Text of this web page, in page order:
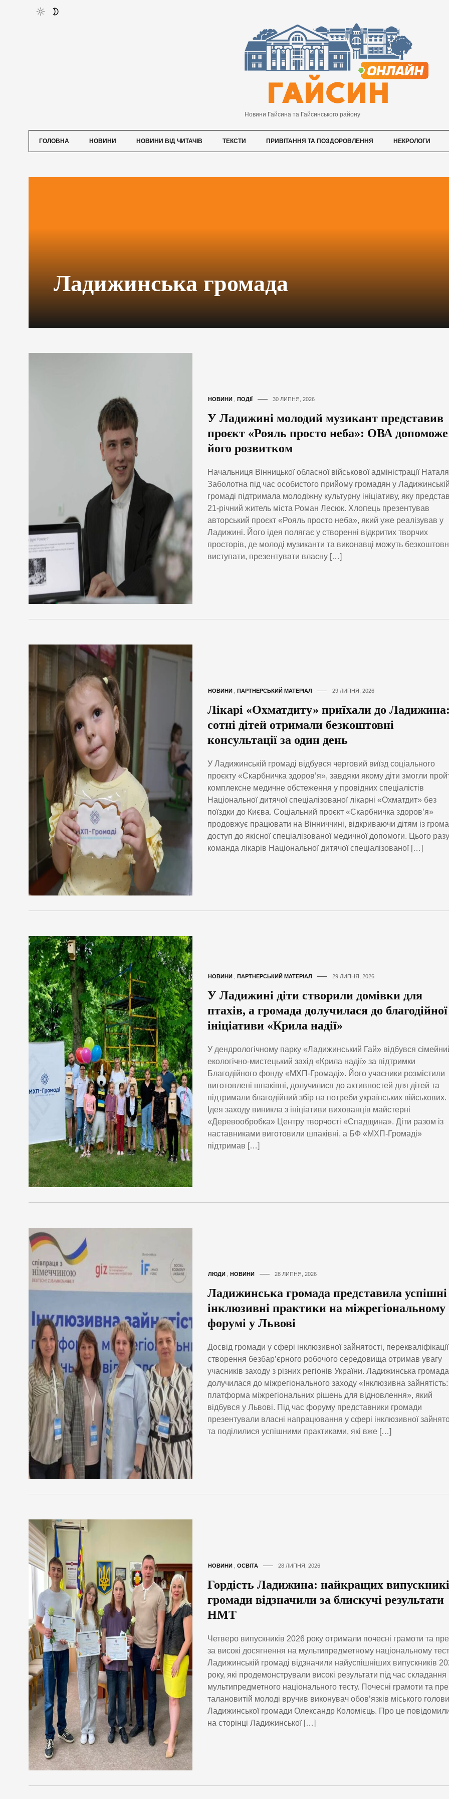
Новини Гайсина та Гайсинського району
ГОЛОВНА НОВИНИ НОВИНИ ВІД ЧИТАЧІВ ТЕКСТИ ПРИВІТАННЯ ТА ПОЗДОРОВЛЕННЯ НЕКРОЛОГИ
Ладижинська громада
НОВИНИ ПОДІЇ 30 ЛИПНЯ, 2026
У Ладижині молодий музикант представив
проєкт «Рояль просто неба»: ОВА допоможе
його розвитком
Начальниця Вінницької обласної військової адміністрації Наталя
Заболотна під час особистого прийому громадян у
громаді підтримала молодіжну культурну ініціативу, яку
21-річний житель міста Роман Лесюк. Хлопець презентував
авторський проєкт «Рояль просто неба», який уже реалізував у
Ладижині. Його ідея полягає у створенні відкритих творчих
просторів, де молоді музиканти та виконавці можуть
виступати, презентувати власну […]
НОВИНИ ПАРТНЕРСЬКИЙ МАТЕРІАЛ 29 ЛИПНЯ, 2026
Лікарі «Охматдиту» приїхали до
сотні дітей отримали безкоштовні
консультації за один день
У Ладижинській громаді відбувся черговий виїзд соціального
проєкту «Скарбничка здоров’я», завдяки якому діти змогли
комплексне медичне обстеження у провідних спеціалістів
Національної дитячої спеціалізованої лікарні «Охматдит» без
поїздки до Києва. Соціальний проєкт «Скарбничка здоров’я»
продовжує працювати на Вінниччині, відкриваючи дітям із
доступ до якісної спеціалізованої медичної допомоги. Цього разу
команда лікарів Національної дитячої спеціалізованої […]
НОВИНИ ПАРТНЕРСЬКИЙ МАТЕРІАЛ 29 ЛИПНЯ, 2026
У Ладижині діти створили домівки для
птахів, а громада долучилася до благодійної
ініціативи «Крила надії»
У дендрологічному парку «Ладижинський Гай» відбувся
екологічно-мистецький захід «Крила надії» за підтримки
Благодійного фонду «МХП-Громаді». Його учасники розмістили
виготовлені шпаківні, долучилися до активностей для дітей та
підтримали благодійний збір на потреби українських військових.
Ідея заходу виникла з ініціативи вихованців майстерні
«Деревообробка» Центру творчості «Спадщина». Діти разом із
наставниками виготовили шпаківні, а БФ «МХП-Громаді»
підтримав […]
ЛЮДИ НОВИНИ 28 ЛИПНЯ, 2026
Ладижинська громада представила успішні
інклюзивні практики на міжрегіональному
форумі у Львові
Досвід громади у сфері інклюзивної зайнятості,
створення безбар’єрного робочого середовища отримав увагу
учасників заходу з різних регіонів України. Ладижинська громада
долучилася до міжрегіонального заходу «Інклюзивна зайнятість:
платформа міжрегіональних рішень для відновлення», який
відбувся у Львові. Під час форуму представники громади
презентували власні напрацювання у сфері інклюзивної
та поділилися успішними практиками, які вже […]
НОВИНИ ОСВІТА 28 ЛИПНЯ, 2026
Гордість Ладижина: найкращих
громади відзначили за блискучі результати
НМТ
Четверо випускників 2026 року отримали почесні грамоти та
за високі досягнення на мультипредметному національному
Ладижинській громаді відзначили найуспішніших випускників
року, які продемонстрували високі результати під час складання
мультипредметного національного тесту. Почесні грамоти та
талановитій молоді вручив виконувач обов’язків міського голови
Ладижинської громади Олександр Коломієць. Про це
на сторінці Ладижинської […]